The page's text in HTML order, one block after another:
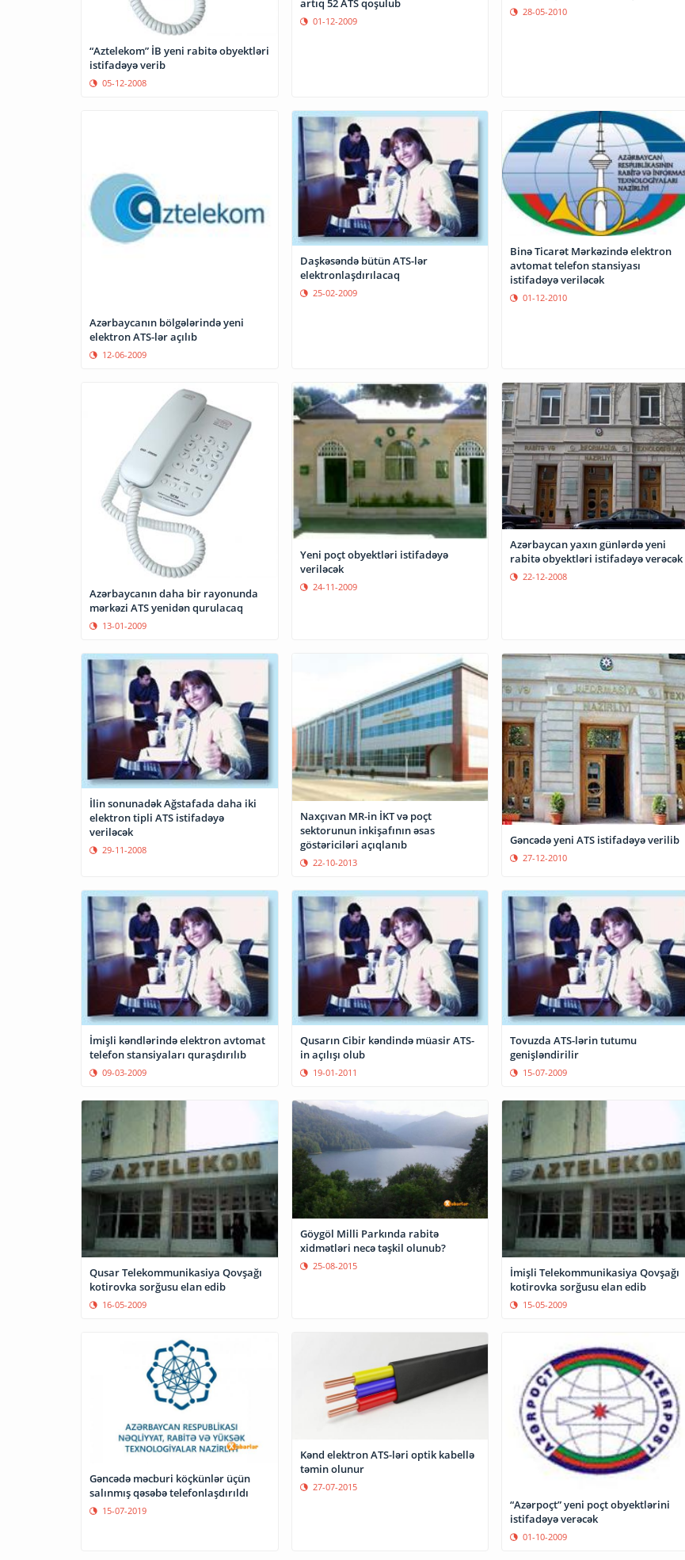
“Aztelekom” İB yeni rabitə obyektləri
istifadəyə verib
05-12-2008
artıq 52 ATS qoşulub
01-12-2009
28-05-2010
Azərbaycanın bölgələrində yeni
elektron ATS-lər açılıb
12-06-2009
Daşkəsəndə bütün ATS-lər
elektronlaşdırılacaq
25-02-2009
Binə Ticarət Mərkəzində elektron
avtomat telefon stansiyası
istifadəyə veriləcək
01-12-2010
Azərbaycanın daha bir rayonunda
mərkəzi ATS yenidən qurulacaq
13-01-2009
Yeni poçt obyektləri istifadəyə
veriləcək
24-11-2009
Azərbaycan yaxın günlərdə yeni
rabitə obyektləri istifadəyə verəcək
22-12-2008
İlin sonunadək Ağstafada daha iki
elektron tipli ATS istifadəyə
veriləcək
29-11-2008
Naxçıvan MR-in İKT və poçt
sektorunun inkişafının əsas
göstəriciləri açıqlanıb
22-10-2013
Gəncədə yeni ATS istifadəyə verilib
27-12-2010
İmişli kəndlərində elektron avtomat
telefon stansiyaları quraşdırılıb
09-03-2009
Qusarın Cibir kəndində müasir ATS-
in açılışı olub
19-01-2011
Tovuzda ATS-lərin tutumu
genişləndirilir
15-07-2009
Qusar Telekommunikasiya Qovşağı
kotirovka sorğusu elan edib
16-05-2009
Göygöl Milli Parkında rabitə
xidmətləri necə təşkil olunub?
25-08-2015
İmişli Telekommunikasiya Qovşağı
kotirovka sorğusu elan edib
15-05-2009
Gəncədə məcburi köçkünlər üçün
salınmış qəsəbə telefonlaşdırıldı
15-07-2019
Kənd elektron ATS-ləri optik kabellə
təmin olunur
27-07-2015
“Azərpoçt” yeni poçt obyektlərini
istifadəyə verəcək
01-10-2009